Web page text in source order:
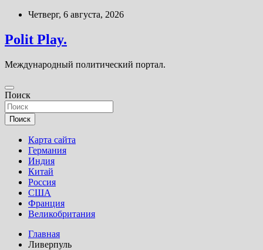
Перейти
содержимому
Четверг, 6 августа, 2026
Polit Play.
Международный политический портал.
Поиск
Поиск
Карта сайта
Германия
Индия
Китай
Россия
США
Франция
Великобритания
Главная
Ливерпуль